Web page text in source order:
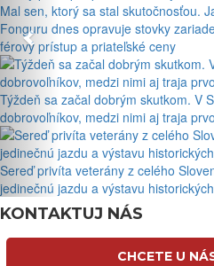
Mal sen, ktorý sa stal skutočnosťou.
Fonguru dnes opravuje stovky
férový prístup a priateľské ceny
Týždeň sa začal dobrým skutkom. V
dobrovoľníkov, medzi nimi aj traja
Sereď privíta veterány z celého
jedinečnú jazdu a výstavu
KONTAKTUJ NÁS
CHCETE U